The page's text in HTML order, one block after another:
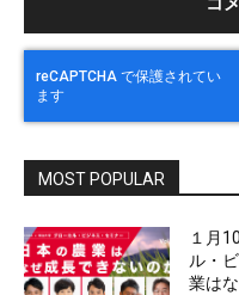
MOST POPULAR
１月
ル・
業は